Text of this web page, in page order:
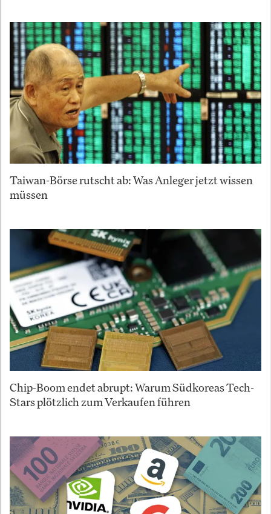
Taiwan-Börse rutscht ab: Was Anleger jetzt wissen
müssen
Chip-Boom endet abrupt: Warum Südkoreas Tech-
Stars plötzlich zum Verkaufen führen